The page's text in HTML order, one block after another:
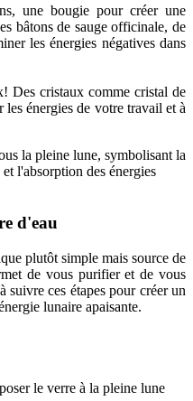
une bougie pour créer une
bâtons de sauge officinale, de
les énergies négatives dans
Des cristaux comme cristal de
énergies de votre travail et à
d'eau
plutôt simple mais source de
de vous purifier et de vous
ces étapes pour créer un
lunaire apaisante.
le verre à la pleine lune